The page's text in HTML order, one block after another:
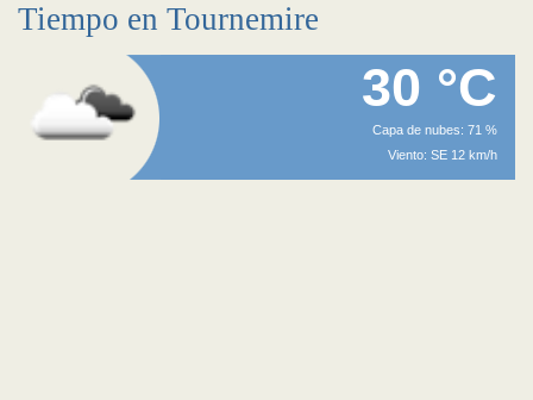
Tiempo en Tournemire
30 °C
Capa de nubes: 71 %
Viento: SE 12 km/h